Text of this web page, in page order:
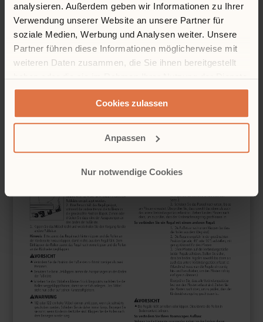
analysieren. Außerdem geben wir Informationen zu Ihrer
Verwendung unserer Website an unsere Partner für
soziale Medien, Werbung und Analysen weiter. Unsere
Partner führen diese Informationen möglicherweise mit
weiteren Daten zusammen, die Sie ihnen bereitgestellt
haben oder die sie im Rahmen Ihrer Nutzung der Dienste
gesammelt haben.
Cookies zulassen
Anpassen
Nur notwendige Cookies